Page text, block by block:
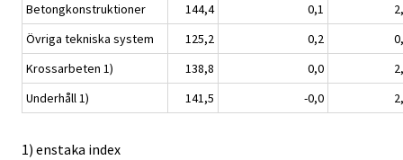
Betongkonstruktioner
144,4 0,1
Övriga tekniska system
125,2 0,2
Krossarbeten 1)
138,8 0,0
Underhåll 1)
141,5 -0,0
1) enstaka index